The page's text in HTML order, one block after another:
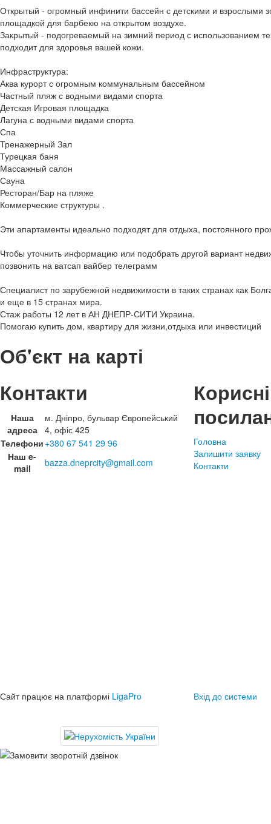
Открытый - огромный инфинити бассейн с детскими и взрослыми
площадкой для барбекю на открытом воздухе.
Закрытый - подогреваемый на зимний период с использованием
подходит для здоровья вашей кожи.
Инфраструктура:
Аква курорт с огромным коммунальным бассейном
Частный пляж с водными видами спорта
Детская Игровая площадка
Лагуна с водными видами спорта
Спа
Тренажерный Зал
Турецкая баня
Массажный салон
Сауна
Ресторан/Бар на пляже
Коммерческие структуры .
Эти апартаменты идеально подходят для отдыха, постоянного
Чтобы уточнить информацию или подобрать другой вариант
позвонить на ватсап вайбер телеграмм
Специалист по зарубежной недвижимости в таких странах как
и еще в 15 странах мира.
Стаж работы 12 лет в АН ДНЕПР-СИТИ Украина.
Помогаю купить дом, квартиру для жизни,отдыха или инвестиций
Об'єкт на карті
Контакти
Наша
адреса
м. Дніпро, бульвар Європейський
4, офіс 425
Телефони +380 67 541 29 96
Наш e-
mail
bazza.dneprcity@gmail.com
Корисні
Головна
Залишити заявку
Контакти
Сайт працює на платформі LigaPro Вхід до системи